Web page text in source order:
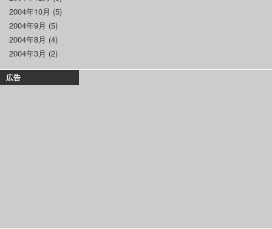
2004年10月 (5)
2004年9月 (5)
2004年8月 (4)
2004年3月 (2)
広告